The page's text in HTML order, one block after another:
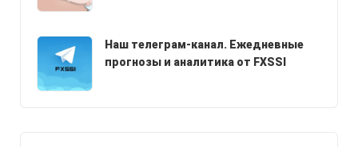
Наш телеграм-канал. Ежедневные
прогнозы и аналитика от FXSSI